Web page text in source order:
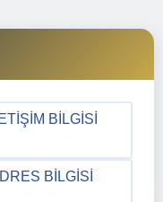
BILGISI
BILGISI